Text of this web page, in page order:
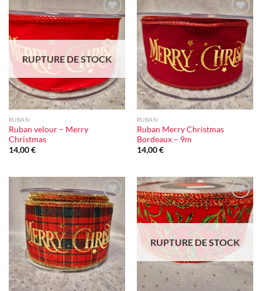
Ajouter
à la liste
d'envie
RUPTURE DE STOCK
RUBAN
Ruban velour – Merry
Christmas
14,00€
Ajouter
à la liste
d'envie
RUBAN
Ruban Merry Christmas
Bordeaux – 9m
14,00€
Ajouter
à la liste
d'envie
Ajouter
à la liste
d'envie
RUPTURE DE STOCK